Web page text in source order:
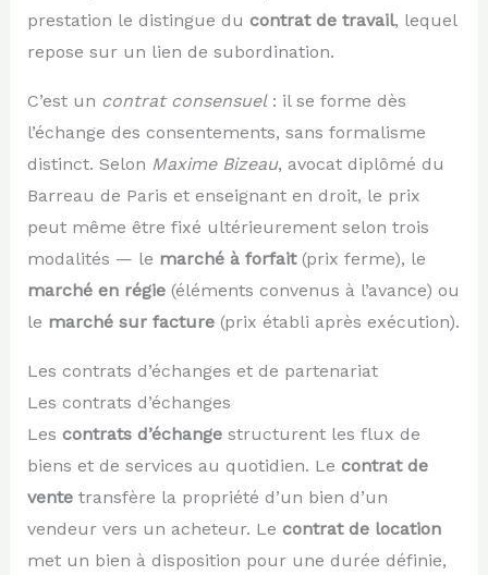
prestation le distingue du contrat de travail, lequel
repose sur un lien de subordination.
C’est un contrat consensuel: il se forme dès
l’échange des consentements, sans formalisme
distinct. Selon Maxime Bizeau, avocat diplômé du
Barreau de Paris et enseignant en droit, le prix
peut même être fixé ultérieurement selon trois
modalités — le marché à forfait(prix ferme), le
marché en régie(éléments convenus à l’avance) ou
le marché sur facture(prix établi après exécution).
Les contrats d’échanges et de partenariat
Les contrats d’échanges
Les contrats d’échangestructurent les flux de
biens et de services au quotidien. Le contrat de
ventetransfère la propriété d’un bien d’un
vendeur vers un acheteur. Le contrat de location
met un bien à disposition pour une durée définie,